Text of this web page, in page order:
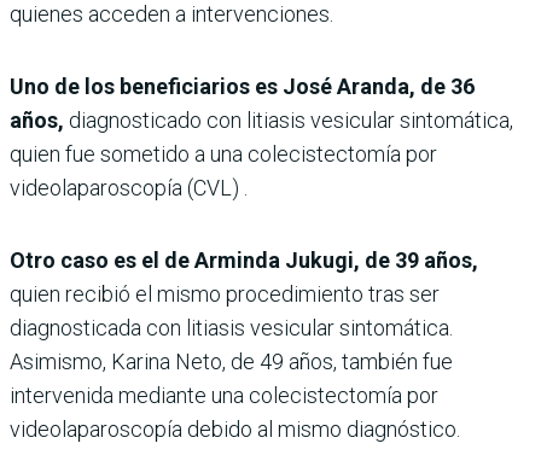
quienes acceden a intervenciones.
Uno de los beneficiarios es José Aranda, de 36
años, diagnosticado con litiasis vesicular sintomática,
quien fue sometido a una colecistectomía por
videolaparoscopía (CVL) .
Otro caso es el de Arminda Jukugi, de 39 años,
quien recibió el mismo procedimiento tras ser
diagnosticada con litiasis vesicular sintomática.
Asimismo, Karina Neto, de 49 años, también fue
intervenida mediante una colecistectomía por
videolaparoscopía debido al mismo diagnóstico.